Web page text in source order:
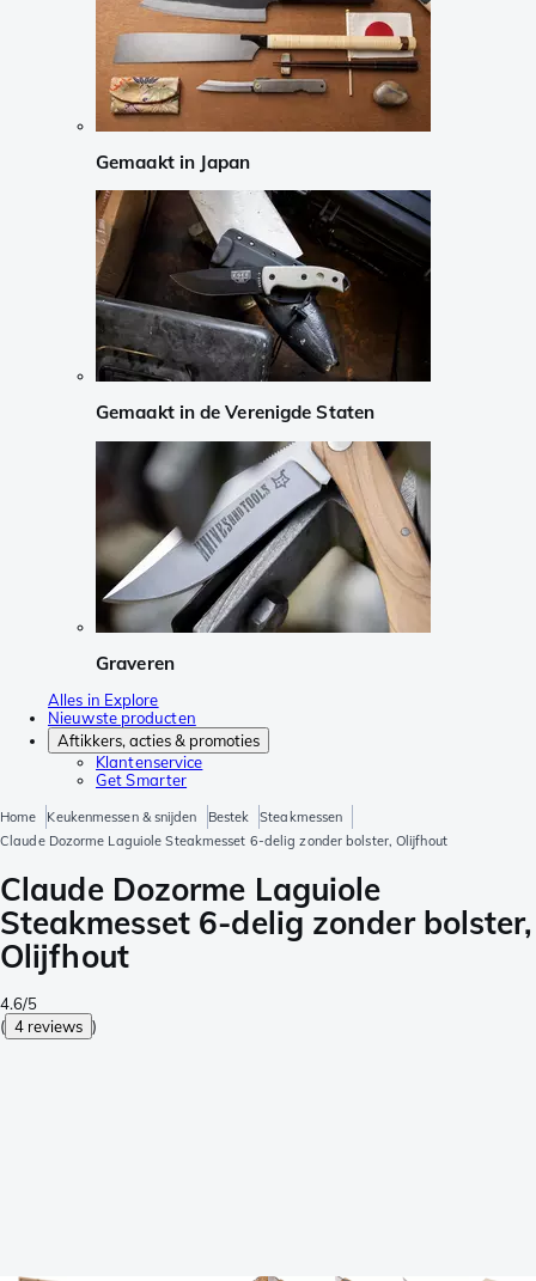
Gemaakt in Japan
Gemaakt in de Verenigde Staten
Graveren
Alles in Explore
Nieuwste producten
Aftikkers, acties & promoties
Klantenservice
Get Smarter
Home Keukenmessen & snijden Bestek
Steakmessen
Claude Dozorme Laguiole Steakmesset 6-delig zonder bolster, Olijfhout
Claude Dozorme Laguiole
Steakmesset 6-delig zonder bolster,
Olijfhout
4.6/5
( 4 reviews )